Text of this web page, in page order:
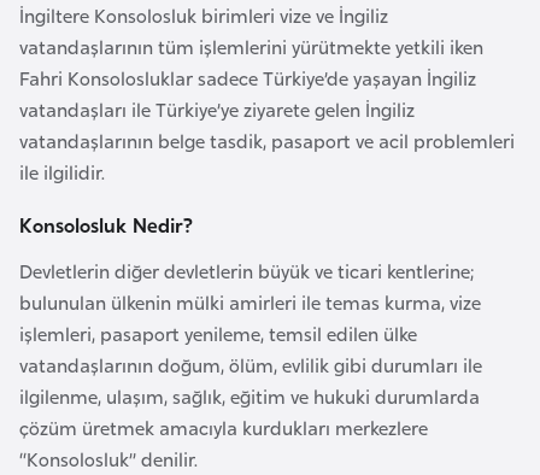
İngiltere Konsolosluk birimleri vize ve İngiliz
vatandaşlarının tüm işlemlerini yürütmekte yetkili iken
Fahri Konsolosluklar sadece Türkiye’de yaşayan İngiliz
vatandaşları ile Türkiye’ye ziyarete gelen İngiliz
vatandaşlarının belge tasdik, pasaport ve acil problemleri
ile ilgilidir.
Konsolosluk Nedir?
Devletlerin diğer devletlerin büyük ve ticari kentlerine;
bulunulan ülkenin mülki amirleri ile temas kurma, vize
işlemleri, pasaport yenileme, temsil edilen ülke
vatandaşlarının doğum, ölüm, evlilik gibi durumları ile
ilgilenme, ulaşım, sağlık, eğitim ve hukuki durumlarda
çözüm üretmek amacıyla kurdukları merkezlere
“Konsolosluk” denilir.
l
a
d
e
ş
B
l
r
u